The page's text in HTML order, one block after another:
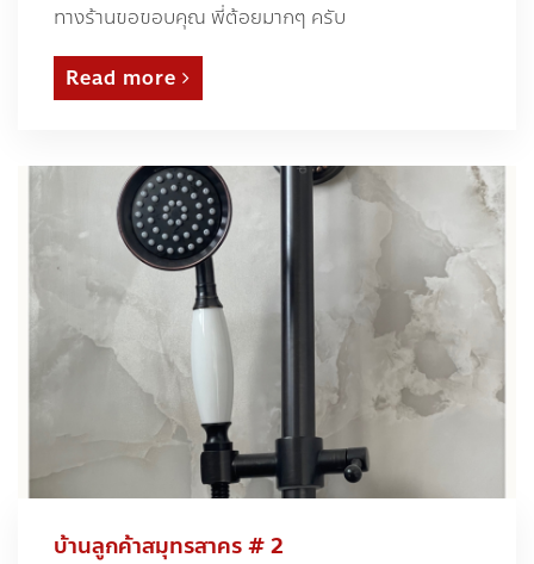
ทางร้านขอขอบคุณ พี่ต้อยมากๆ ครับ
Read more
บ้านลูกค้าสมุทรสาคร # 2